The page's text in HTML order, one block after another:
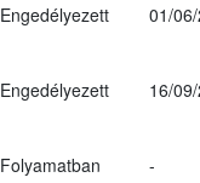
Engedélyezett 01/
Engedélyezett 16/
Folyamatban -